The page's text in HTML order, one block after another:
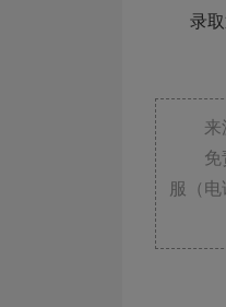
录取通
来源
免责
服（电